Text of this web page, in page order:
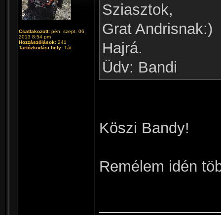
Csatlakozott: pén. szept. 06,
2013 8:54 pm
Hozzászólások: 241
Tartózkodási hely: Tát
Sziasztok,
Grat Andrisnak:)
Hajrá.
Üdv: Bandi
Köszi Bandy!
Remélem idén